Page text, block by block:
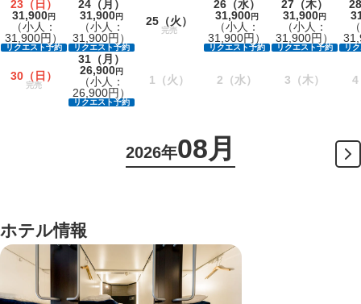
23 （日）
31,900円
（小人：
31,900円）
リクエスト予約
24 （月）
31,900円
（小人：
31,900円）
リクエスト予約
25 （火）
完売
26 （水）
31,900円
（小人：
31,900円）
リクエスト予約
27 （木）
31,900円
（小人：
31,900円）
リクエスト予約
28
リ
30 （日）
完売
31 （月）
26,900円
（小人：
26,900円）
リクエスト予約
1 （火） 2 （水） 3 （木） 4
2026年08月
ホテル情報